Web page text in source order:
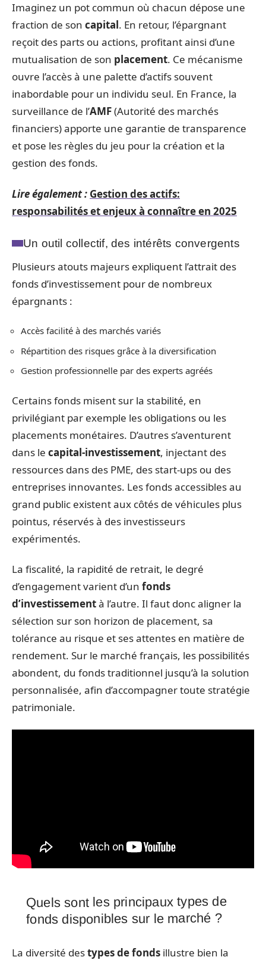
Imaginez un pot commun où chacun dépose une
fraction de son capital. En retour, l’épargnant
reçoit des parts ou actions, profitant ainsi d’une
mutualisation de son placement. Ce mécanisme
ouvre l’accès à une palette d’actifs souvent
inabordable pour un individu seul. En France, la
surveillance de l’AMF(Autorité des marchés
financiers) apporte une garantie de transparence
et pose les règles du jeu pour la création et la
gestion des fonds.
Lire également : Gestion des actifs:
responsabilités et enjeux à connaître en 2025
Un outil collectif, des intérêts convergents
Plusieurs atouts majeurs expliquent l’attrait des
fonds d’investissement pour de nombreux
épargnants :
Accès facilité à des marchés variés
Répartition des risques grâce à la diversification
Gestion professionnelle par des experts agréés
Certains fonds misent sur la stabilité, en
privilégiant par exemple les obligations ou les
placements monétaires. D’autres s’aventurent
dans le capital-investissement, injectant des
ressources dans des PME, des start-ups ou des
entreprises innovantes. Les fonds accessibles au
grand public existent aux côtés de véhicules plus
pointus, réservés à des investisseurs
expérimentés.
La fiscalité, la rapidité de retrait, le degré
d’engagement varient d’un fonds
d’investissementà l’autre. Il faut donc aligner la
sélection sur son horizon de placement, sa
tolérance au risque et ses attentes en matière de
rendement. Sur le marché français, les possibilités
abondent, du fonds traditionnel jusqu’à la solution
personnalisée, afin d’accompagner toute stratégie
patrimoniale.
Quels sont les principaux types de
fonds disponibles sur le marché ?
La diversité destypes de fonds illustre bien la